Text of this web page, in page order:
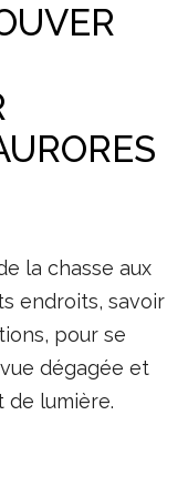
la chasse aux
endroits, savoir
pour se
dégagée et
de lumière.